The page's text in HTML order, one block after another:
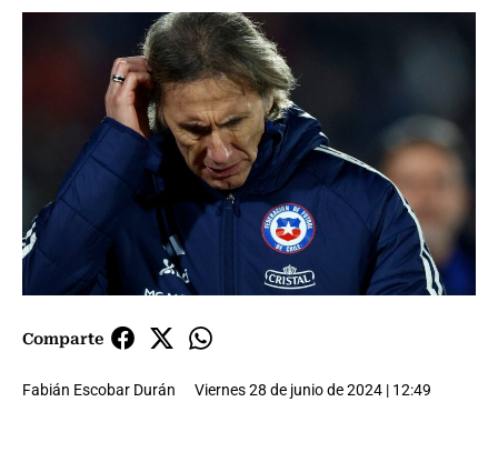
Comparte
Fabián Escobar Durán Viernes 28 de junio de 2024 | 12:49